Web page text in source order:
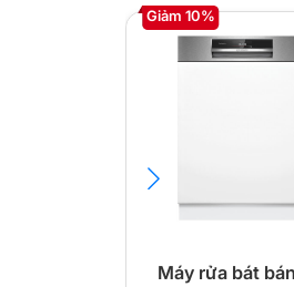
Giảm 10%
Máy rửa bát